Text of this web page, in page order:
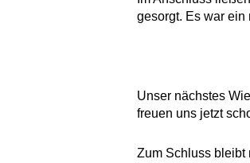
gesorgt. Es war ein
Unser nächstes
freuen uns jetzt
Zum Schluss bleibt